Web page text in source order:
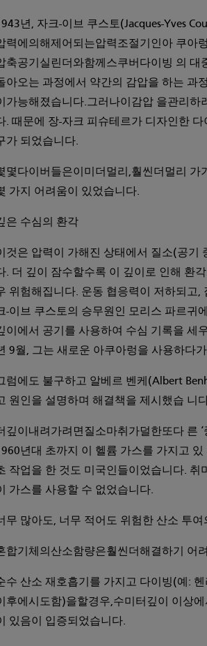
년, 자크-이브 쿠스토(Jacques-Yves
력에의해제어되는압력조절기인아 쿠아
축공기실린더와함께스쿠버다이빙 의 대
아오는 과정에서 약간의 감압을 하는 과
가능해졌습니다.그러나이감압 을관리하
. 때문에 장-자크 피슈테르가 디자인한
가 되었습니다.
몇다이버들은이미더멀리,훨씬더멀리 가
가지 어려움이 있었습니다.
은 수심의 환각
것은 압력이 가해진 상태에서 질소(공기
. 더 깊이 잠수할수록 이 깊이로 인해 환
위험해집니다. 운동 협응력이 저하되고
-이브 쿠스토의 승무원인 모리스 파르귀
이에서 공기를 사용하여 수심 기록을 세
9월, 그는 새로운 아쿠아렁을 사용하다
럼에도 불구하고 알베르 벤케(Albert
원인을 설명하며 해결책을 제시했습 니
깊이내려가려면질소마취가덜한또다 른
년대 초까지 이 헬륨 가스를 가지고
작업을 한 것도 미국인들이었습니다. 취
가스를 사용할 수 없었습니다.
무 많아도, 너무 적어도 위험한 산소 투여
합기체의산소함량은훨씬더해결하기 어
수 산소 재호흡기를 가지고 다이빙(예:
후에시도함)을할경우,수미터깊이 이상
있음이 입증되었습니다.